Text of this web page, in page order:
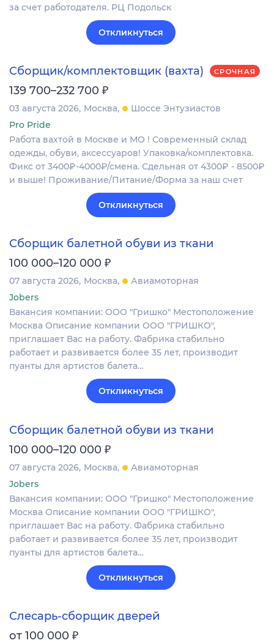
за счет работодателя. РЦ Подольск
Откликнуться
Сборщик/комплектовщик (вахта) СРОЧНАЯ
139 700–232 700 ₽
03 августа 2026 Москва
Шоссе Энтузиастов
Pro Pride
Работа вахтой в Москве и МО ! Современный склад
одежды, обуви, аксессуаров! Упаковка/комплектовка.
Фикс от 3400₽-4000₽/смена. Сдельная от 4300₽ - 8500₽
и выше! Проживание/Питание/Форма за наш счет
Откликнуться
Сборщик балетной обуви из ткани
100 000–120 000 ₽
07 августа 2026 Москва
Авиамоторная
Jobers
Вакансия компании: ООО "Гришко" Местоположение
Москва Описание компании ООО "ГРИШКО",
приглашает Вас на работу. Фабрика стабильно
работает и развивается более 35 лет, производит
пуанты для артистов балета…
Откликнуться
Сборщик балетной обуви из ткани
100 000–120 000 ₽
07 августа 2026 Москва
Авиамоторная
Jobers
Вакансия компании: ООО "Гришко" Местоположение
Москва Описание компании ООО "ГРИШКО",
приглашает Вас на работу. Фабрика стабильно
работает и развивается более 35 лет, производит
пуанты для артистов балета…
Откликнуться
Слесарь-сборщик дверей
от 100 000 ₽